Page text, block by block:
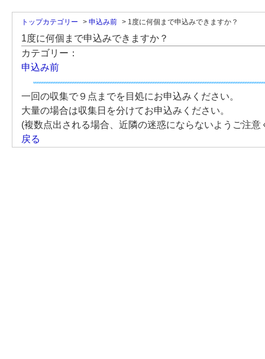
トップカテゴリー > 申込み前 > 1度に何個まで申込みできますか？
1度に何個まで申込みできますか？
カテゴリー：
申込み前
一回の収集で９点までを目処にお申込みください。
大量の場合は収集日を分けてお申込みください。
(複数点出される場合、近隣の迷惑にならないようご注意
戻る